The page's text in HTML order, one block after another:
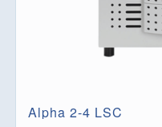
Alpha 2-4 LSC